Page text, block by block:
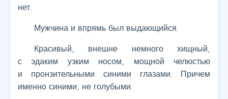
нет.
Мужчина и впрямь был выдающийся.
Красивый, внешне немного хищный,
с эдаким узким носом, мощной челюстью
и пронзительными синими глазами. Причем
именно синими, не голубыми.